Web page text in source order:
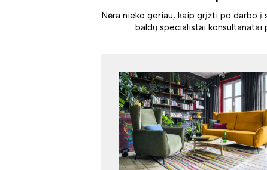
Nėra nieko geriau, kaip grįžti po darbo į
baldų specialistai konsultanatai